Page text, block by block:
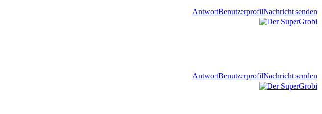
AntwortBenutzerprofilNachricht senden
AntwortBenutzerprofilNachricht senden